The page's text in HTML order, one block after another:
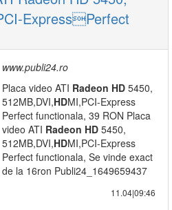
ExpressPerfect
www.publi24.ro
Placa video ATI Radeon HD 5450,
512MB,DVI,HDMI,PCI-Express
Perfect functionala, 39 RON Placa
video ATI Radeon HD 5450,
512MB,DVI,HDMI,PCI-Express
Perfect functionala, Se vinde exact
la 16ron Publi24_1649659437
11.04|09:46